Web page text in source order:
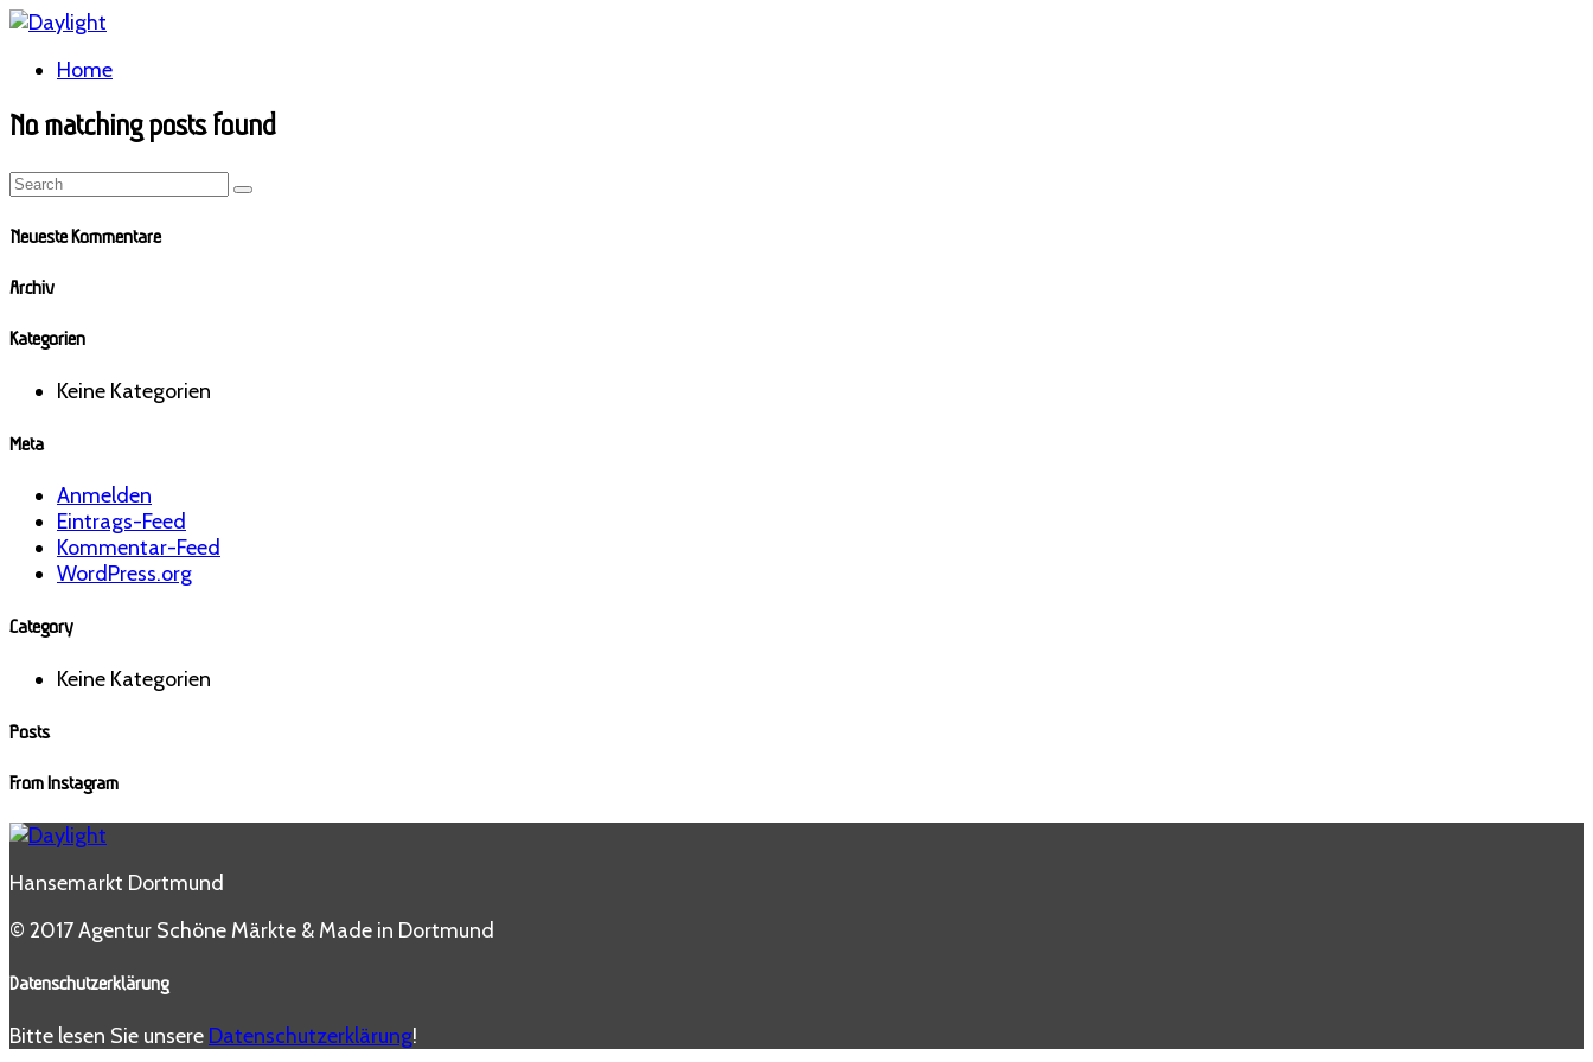
Home
No matching posts found
Neueste Kommentare
Archiv
Kategorien
Keine Kategorien
Meta
Anmelden
Eintrags-Feed
Kommentar-Feed
WordPress.org
Category
Keine Kategorien
Posts
From Instagram
Hansemarkt Dortmund
© 2017 Agentur Schöne Märkte & Made in Dortmund
Datenschutzerklärung
Bitte lesen Sie unsere Datenschutzerklärung!